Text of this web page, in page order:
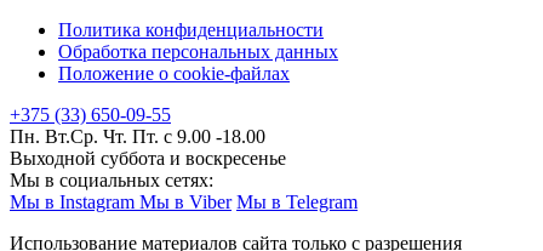
Политика конфиденциальности
Обработка персональных данных
Положение о cookie-файлах
+375 (33) 650-09-55
Пн. Вт.Ср. Чт. Пт. с 9.00 -18.00
Выходной суббота и воскресенье
Мы в социальных сетях:
Мы в Instagram Мы в Viber Мы в Telegram
Использование материалов сайта только с разрешения